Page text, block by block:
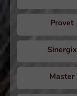
Provet
Sinergix
Master